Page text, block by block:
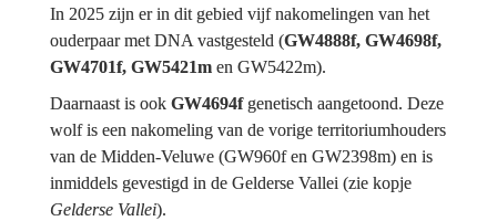
In 2025 zijn er in dit gebied vijf nakomelingen van het
ouderpaar met DNA vastgesteld (GW4888f, GW4698f,
GW4701f, GW5421m en GW5422m).
Daarnaast is ook GW4694f genetisch aangetoond. Deze
wolf is een nakomeling van de vorige territoriumhouders
van de Midden-Veluwe (GW960f en GW2398m) en is
inmiddels gevestigd in de Gelderse Vallei (zie kopje
Gelderse Vallei).